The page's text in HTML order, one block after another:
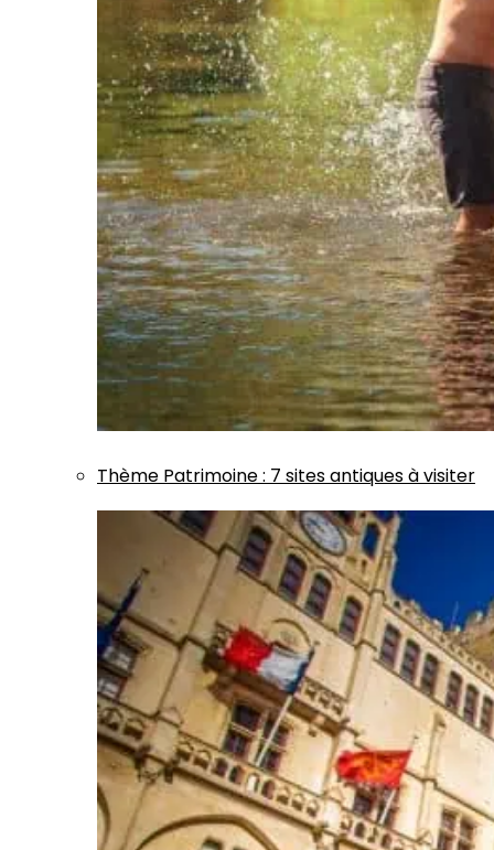
Thème Patrimoine: 7 sites antiques à visiter